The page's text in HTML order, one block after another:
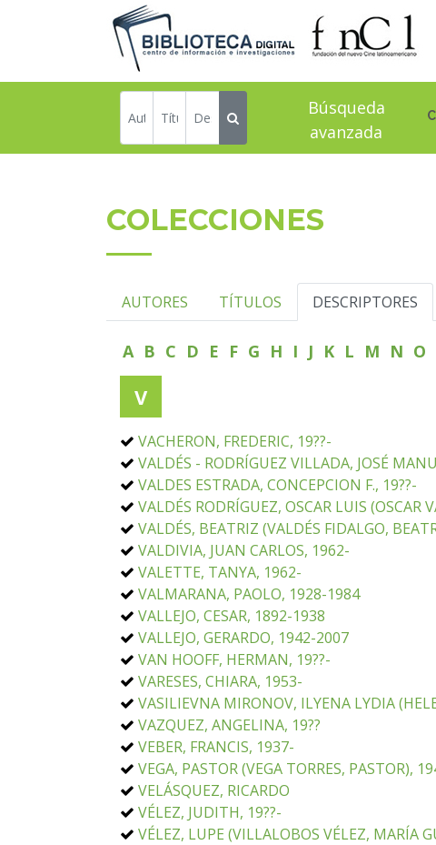
Búsqueda
avanzada
COLECCIONES
AUTORES TÍTULOS DESCRIPTORES
A B C D E F G H I J K L M N O
V
VACHERON, FREDERIC, 19??-
VALDÉS - RODRÍGUEZ VILLADA, JOSÉ
VALDES ESTRADA, CONCEPCION F., 19??-
VALDÉS RODRÍGUEZ, OSCAR LUIS (OSCAR
VALDÉS, BEATRIZ (VALDÉS FIDALGO,
VALDIVIA, JUAN CARLOS, 1962-
VALETTE, TANYA, 1962-
VALMARANA, PAOLO, 1928-1984
VALLEJO, CESAR, 1892-1938
VALLEJO, GERARDO, 1942-2007
VAN HOOFF, HERMAN, 19??-
VARESES, CHIARA, 1953-
VASILIEVNA MIRONOV, ILYENA LYDIA
VAZQUEZ, ANGELINA, 19??
VEBER, FRANCIS, 1937-
VEGA, PASTOR (VEGA TORRES, PASTOR),
VELÁSQUEZ, RICARDO
VÉLEZ, JUDITH, 19??-
VÉLEZ, LUPE (VILLALOBOS VÉLEZ, MARÍA